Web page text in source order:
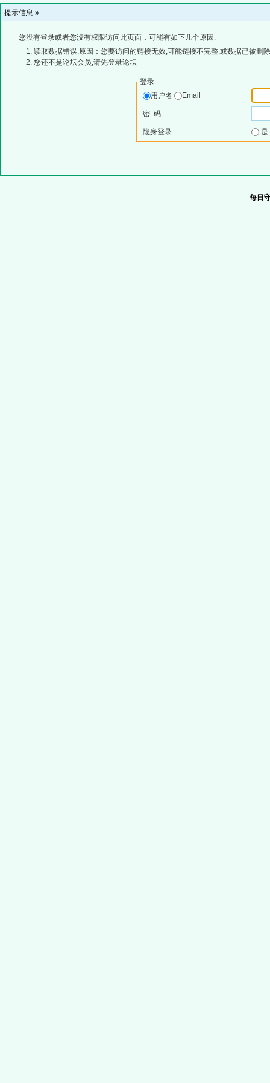
提示信息 »
您没有登录或者您没有权限访问此页面，可能有如下几个原因:
读取数据错误,原因：您要访问的链接无效,可能链接不完整,或数据已被删
您还不是论坛会员,请先登录论坛
登录
用户名
Email
密 码
隐身登录
每日